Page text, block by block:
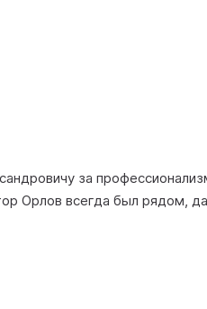
за
Орлов всегда был рядом,